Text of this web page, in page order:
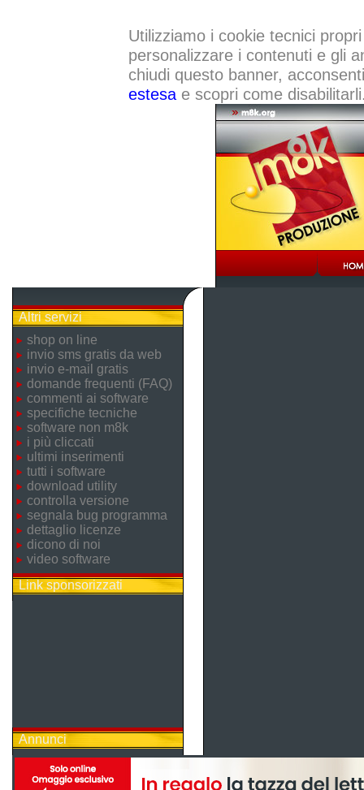
Utilizziamo i cookie tecnici
personalizzare i contenuti e gli
chiudi questo banner,
estesae scopri come
Altri servizi
shop on line
invio sms gratis da web
invio e-mail gratis
domande frequenti (FAQ)
commenti ai software
specifiche tecniche
software non m8k
i più cliccati
ultimi inserimenti
tutti i software
download utility
controlla versione
segnala bug programma
dettaglio licenze
dicono di noi
video software
Link sponsorizzati
Annunci